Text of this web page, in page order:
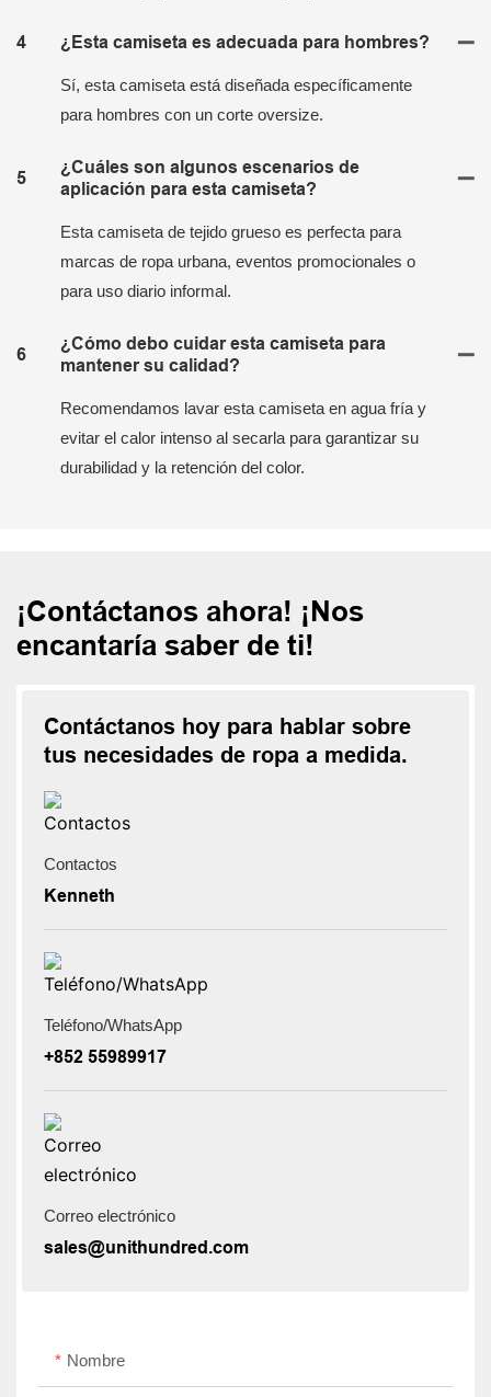
4 ¿Esta camiseta es adecuada para hombres?
Sí, esta camiseta está diseñada específicamente
para hombres con un corte oversize.
5
¿Cuáles son algunos escenarios de
aplicación para esta camiseta?
Esta camiseta de tejido grueso es perfecta para
marcas de ropa urbana, eventos promocionales o
para uso diario informal.
6
¿Cómo debo cuidar esta camiseta para
mantener su calidad?
Recomendamos lavar esta camiseta en agua fría y
evitar el calor intenso al secarla para garantizar su
durabilidad y la retención del color.
¡Contáctanos ahora! ¡Nos
encantaría saber de ti!
Contáctanos hoy para hablar sobre
tus necesidades de ropa a medida.
Contactos
Kenneth
Teléfono/WhatsApp
+852 55989917
Correo electrónico
sales@unithundred.com
Nombre